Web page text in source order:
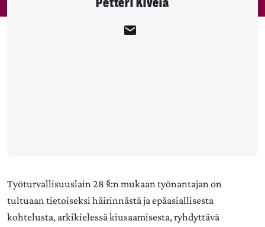
Työturvallisuuslain 28 §:n mukaan työnantajan on
tultuaan tietoiseksi häirinnästä ja epäasiallisesta
kohtelusta, arkikielessä kiusaamisesta, ryhdyttävä